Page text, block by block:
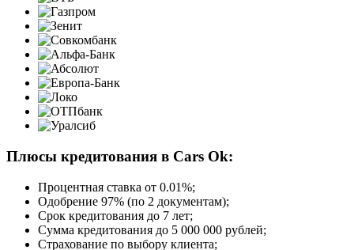
Плюсы кредитования в Cars Ok:
Процентная ставка от 0.01%;
Одобрение 97% (по 2 документам);
Срок кредитования до 7 лет;
Сумма кредитования до 5 000 000 рублей;
Страхование по выбору клиента;